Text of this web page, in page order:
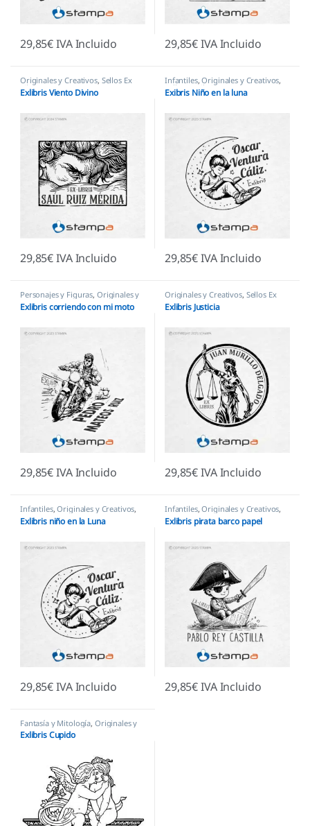
29,85€IVA Incluido 29,85€IVA Incluido
Originales y Creativos, Sellos Ex
Libris
Exlibris Viento Divino
29,85€IVA Incluido
Infantiles,Originales y Creativos,
Sellos Ex Libris
Exibris Niño en la luna
29,85€IVA Incluido
Personajes y Figuras, Originales y
Creativos Sellos Ex Libris
Exlibris corriendo con mi moto
29,85€IVA Incluido
Originales y Creativos, Sellos Ex
Libris
Exlibris Justicia
29,85€IVA Incluido
Infantiles,Originales y Creativos,
Personajes y Figuras ,Sellos Ex
Libris
Exlibris niño en la Luna
29,85€IVA Incluido
Infantiles,Originales y Creativos,
Personajes y Figuras ,Sellos Ex
Libris
Exlibris pirata barco papel
29,85€IVA Incluido
Fantasía y Mitología, Originales y
Creativos, Personajes y Figuras
Sellos Ex Libris
Exlibris Cupido